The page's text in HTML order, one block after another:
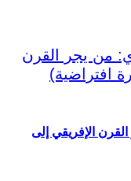
القرن الإفريقي إلى